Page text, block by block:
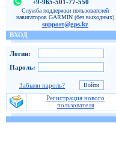
+9-965-501-77-550
Служба поддержки пользователей
навигаторов GARMIN (без выходных)
support@gps.kz
ВХОД
Логин:
Пароль:
Забыли пароль?
Регистрация нового
пользователя